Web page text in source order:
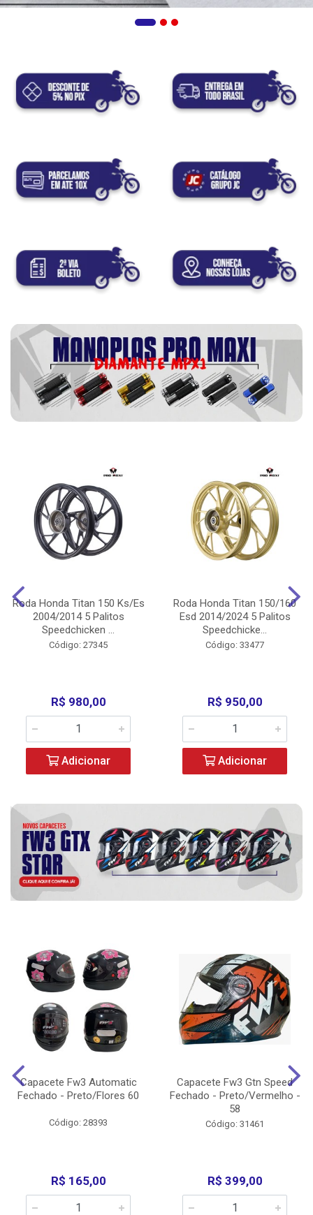
Roda Honda Titan 150 Ks/Es
2004/2014 5 Palitos
Speedchicken ...
Código: 27345
R$ 980,00
Adicionar
Roda Honda Titan 150/160
Esd 2014/2024 5 Palitos
Speedchicke...
Código: 33477
R$ 950,00
Adicionar
Capacete Fw3 Automatic
Fechado - Preto/Flores 60
Código: 28393
R$ 165,00
Capacete Fw3 Gtn Speed
Fechado - Preto/Vermelho -
58
Código: 31461
R$ 399,00